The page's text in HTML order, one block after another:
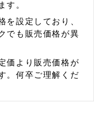
す。
を設定しており、
でも販売価格が異
価より販売価格が
。何卒ご理解くだ